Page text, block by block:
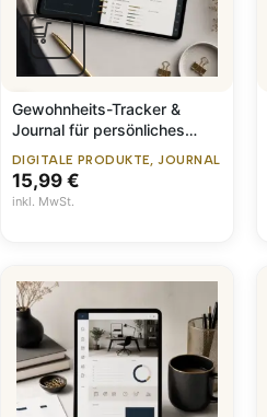
Gewohnheits-Tracker &
Journal für persönliches
DIGITALE PRODUKTE, JOURNAL
15,99 €
inkl. MwSt.